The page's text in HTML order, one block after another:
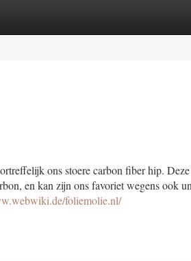
ons stoere carbon fiber hip.
en kan zijn ons favoriet wegens ook
foliemolie.nl/